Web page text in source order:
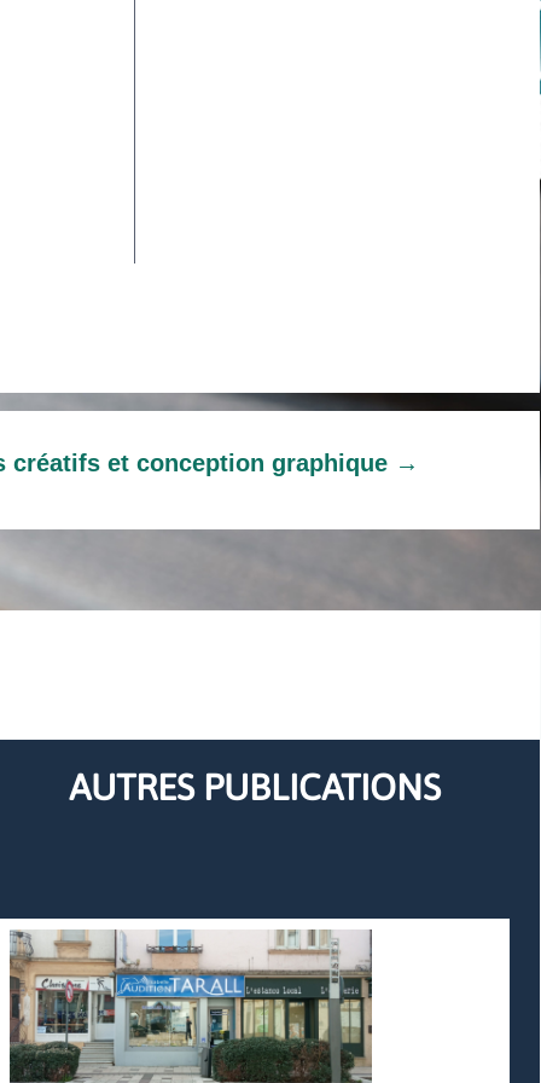
créatifs et conception graphique →
AUTRES PUBLICATIONS